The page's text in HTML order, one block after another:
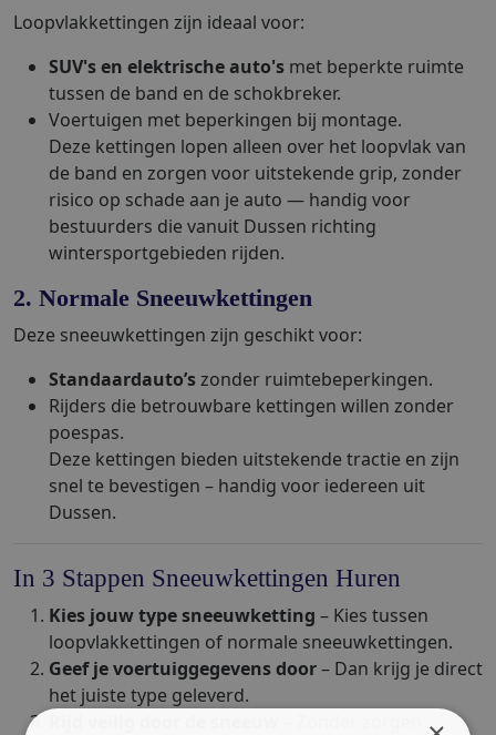
Loopvlakkettingen zijn ideaal voor:
SUV's en elektrische auto's met beperkte ruimte
tussen de band en de schokbreker.
Voertuigen met beperkingen bij montage.
Deze kettingen lopen alleen over het loopvlak van
de band en zorgen voor uitstekende grip, zonder
risico op schade aan je auto — handig voor
bestuurders die vanuit Dussen richting
wintersportgebieden rijden.
2. Normale Sneeuwkettingen
Deze sneeuwkettingen zijn geschikt voor:
Standaardauto’szonder ruimtebeperkingen.
Rijders die betrouwbare kettingen willen zonder
poespas.
Deze kettingen bieden uitstekende tractie en zijn
snel te bevestigen – handig voor iedereen uit
Dussen.
In 3 Stappen Sneeuwkettingen Huren
Kies jouw type sneeuwketting – Kies tussen
loopvlakkettingen of normale sneeuwkettingen.
Geef je voertuiggegevens door– Dan krijg je direct
het juiste type geleverd.